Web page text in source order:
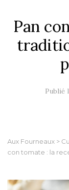
Pan
Publié
Aux Fourneaux >
con tomate : la